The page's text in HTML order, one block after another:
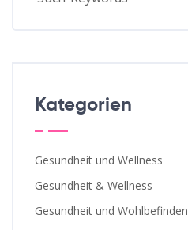
Kategorien
Gesundheit und Wellness
Gesundheit & Wellness
Gesundheit und Wohlbefinden